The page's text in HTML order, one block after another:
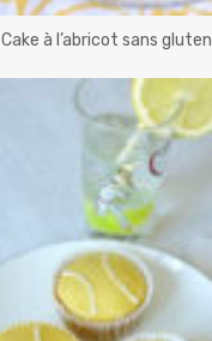
Cake à l’abricot sans gluten